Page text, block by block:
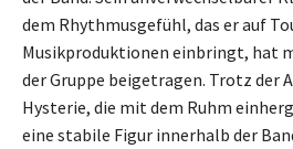
dem Rhythmusgefühl, das er auf
Musikproduktionen einbringt, hat
der Gruppe beigetragen. Trotz der
Hysterie, die mit dem Ruhm
eine stabile Figur innerhalb der